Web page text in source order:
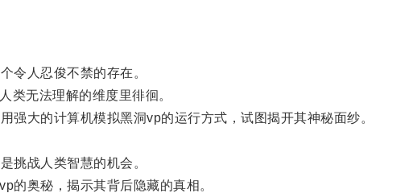
人忍俊不禁的存在。
无法理解的维度里徘徊。
大的计算机模拟黑洞vp的运行方式，试图揭开其神秘面纱。
战人类智慧的机会。
奥秘，揭示其背后隐藏的真相。